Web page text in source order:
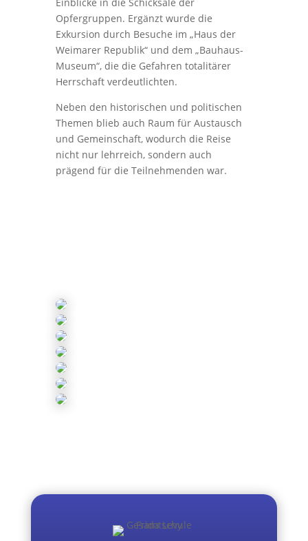
Opfergruppen. Ergänzt wurde die
Exkursion durch Besuche im „Haus der
Weimarer Republik“ und dem „Bauhaus-
Museum“, die die Gefahren totalitärer
Herrschaft verdeutlichten.
Neben den historischen und politischen
Themen blieb auch Raum für Austausch
und Gemeinschaft, wodurch die Reise
nicht nur lehrreich, sondern auch
prägend für die Teilnehmenden war.